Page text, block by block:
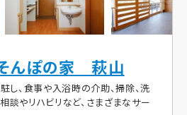
んぽの家 萩山
し、食事や入浴時の介助、掃除、洗
談やリハビリなど、さまざまなサー